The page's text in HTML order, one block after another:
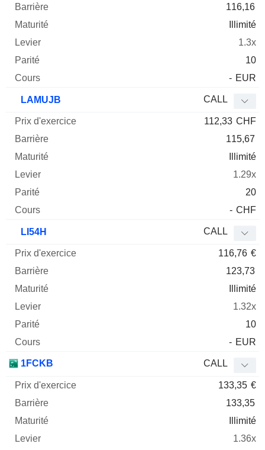
116,16
Illimité
1.3x
10
- EUR
LAMUJB CALL
112,33 CHF
115,67
Illimité
1.29x
20
- CHF
LI54H CALL
116,76 €
123,73
Illimité
1.32x
10
- EUR
1FCKB CALL
133,35 €
133,35
Illimité
1.36x